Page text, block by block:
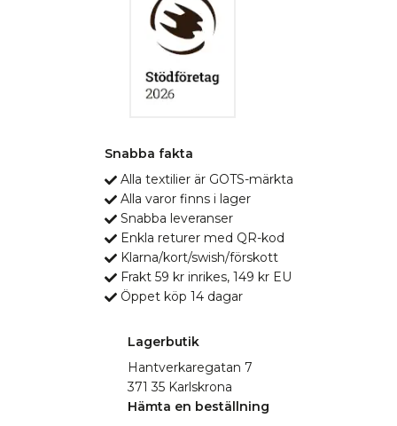
Snabba fakta
Alla textilier är GOTS-märkta
Alla varor finns i lager
Snabba leveranser
Enkla returer med QR-kod
Klarna/kort/swish/förskott
Frakt 59 kr inrikes, 149 kr EU
Öppet köp 14 dagar
Lagerbutik
Hantverkaregatan 7
371 35 Karlskrona
Hämta en beställning